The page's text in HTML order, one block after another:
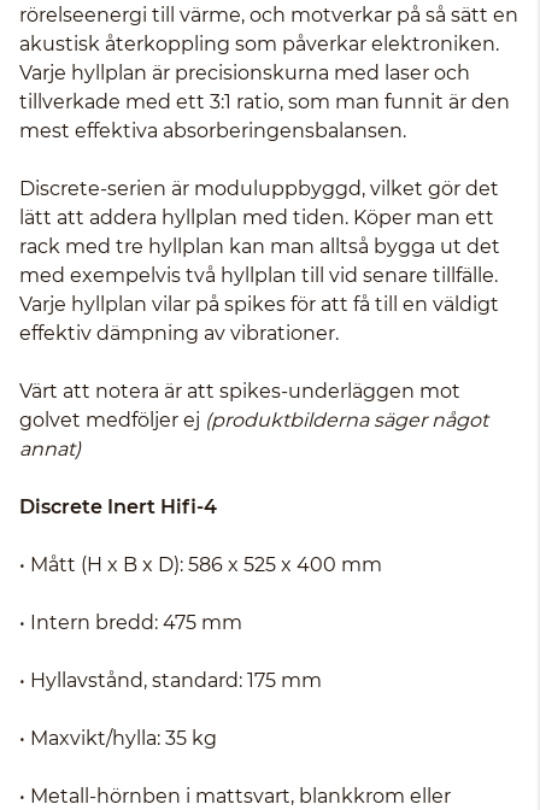
rörelseenergi till värme, och motverkar på så sätt en
akustisk återkoppling som påverkar elektroniken.
Varje hyllplan är precisionskurna med laser och
tillverkade med ett 3:1 ratio, som man funnit är den
mest effektiva absorberingensbalansen.
Discrete-serien är moduluppbyggd, vilket gör det
lätt att addera hyllplan med tiden. Köper man ett
rack med tre hyllplan kan man alltså bygga ut det
med exempelvis två hyllplan till vid senare tillfälle.
Varje hyllplan vilar på spikes för att få till en väldigt
effektiv dämpning av vibrationer.
Värt att notera är att spikes-underläggen mot
golvet medföljer ej (produktbilderna säger något
annat)
Discrete Inert Hifi-4
• Mått (H x B x D): 586 x 525 x 400 mm
• Intern bredd: 475 mm
• Hyllavstånd, standard: 175 mm
• Maxvikt/hylla: 35 kg
• Metall-hörnben i mattsvart, blankkrom eller